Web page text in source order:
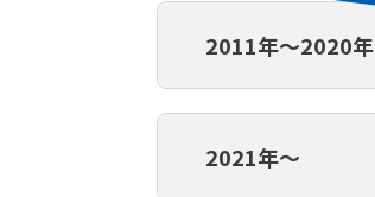
2011年～2020年
2021年〜